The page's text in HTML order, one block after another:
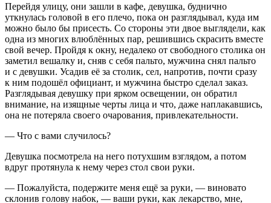
Перейдя улицу, они зашли в кафе, девушка, буднично
уткнулась головой в его плечо, пока он разглядывал, куда им
можно было бы присесть. Со стороны эти двое выглядели, как
одна из многих влюблённых пар, решившись скрасить вместе
свой вечер. Пройдя к окну, недалеко от свободного столика он
заметил вешалку и, сняв с себя пальто, мужчина снял пальто
и с девушки. Усадив её за столик, сел, напротив, почти сразу
к ним подошёл официант, и мужчина быстро сделал заказ.
Разглядывая девушку при ярком освещении, он обратил
внимание, на изящные черты лица и что, даже наплакавшись,
она не потеряла своего очарования, привлекательности.
— Что с вами случилось?
Девушка посмотрела на него потухшим взглядом, а потом
вдруг протянула к нему через стол свои руки.
— Пожалуйста, подержите меня ещё за руки, — виновато
склонив голову набок, — ваши руки, как лекарство, мне,